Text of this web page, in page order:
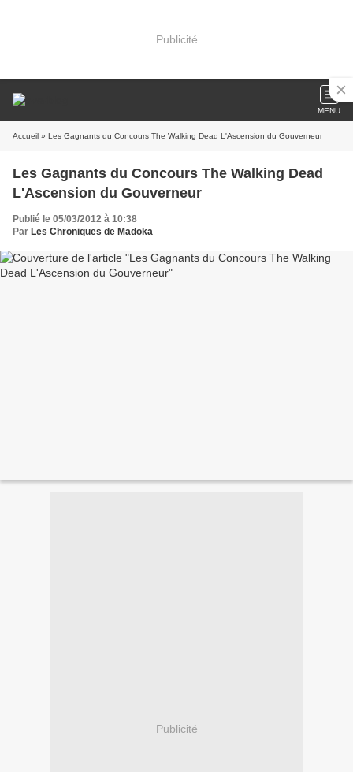
Publicité
MENU
Accueil » Les Gagnants du Concours The Walking Dead L'Ascension du Gouverneur
Les Gagnants du Concours The Walking Dead
L'Ascension du Gouverneur
Publié le 05/03/2012 à 10:38
Par Les Chroniques de Madoka
Publicité